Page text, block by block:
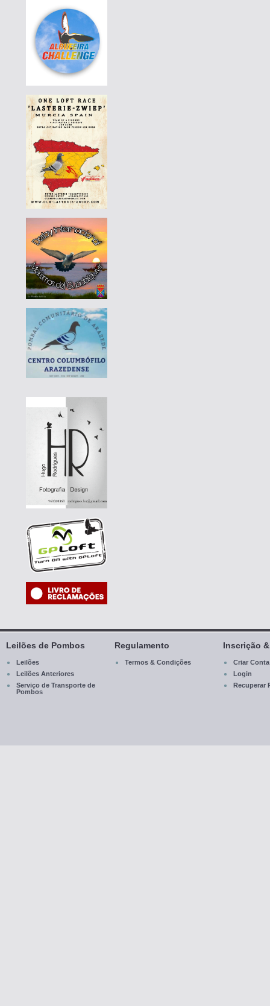
PT-6201104-26|55 EUR
DERBY BORRACHOS 2026 - 3A
Leilões de Pombos
Leilões
Leilões Anteriores
Serviço de Transporte de
Pombos
Regulamento
Termos & Condições
Inscrição
Criar Conta
Login
Recuperar